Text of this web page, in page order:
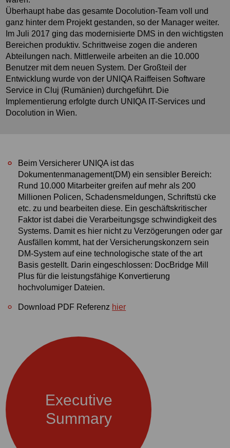
Überhaupt habe das gesamte Docolution-Team voll und
ganz hinter dem Projekt gestanden, so der Manager weiter.
Im Juli 2017 ging das modernisierte DMS in den wichtigsten
Bereichen produktiv. Schrittweise zogen die anderen
Abteilungen nach. Mittlerweile arbeiten an die 10.000
Benutzer mit dem neuen System. Der Großteil der
Entwicklung wurde von der UNIQA Raiffeisen Software
Service in Cluj (Rumänien) durchgeführt. Die
Implementierung erfolgte durch UNIQA IT-Services und
Docolution in Wien.
Beim Versicherer UNIQA ist das
Dokumentenmanagement(DM) ein sensibler Bereich:
Rund 10.000 Mitarbeiter greifen auf mehr als 200
Millionen Policen, Schadensmeldungen, Schriftstü cke
etc. zu und bearbeiten diese. Ein geschäftskritischer
Faktor ist dabei die Verarbeitungsge schwindigkeit des
Systems. Damit es hier nicht zu Verzögerungen oder gar
Ausfällen kommt, hat der Versicherungskonzern sein
DM-System auf eine technologische state of the art
Basis gestellt. Darin eingeschlossen: DocBridge Mill
Plus für die leistungsfähige Konvertierung
hochvolumiger Dateien.
Download PDF Referenz hier
Executive
Summary